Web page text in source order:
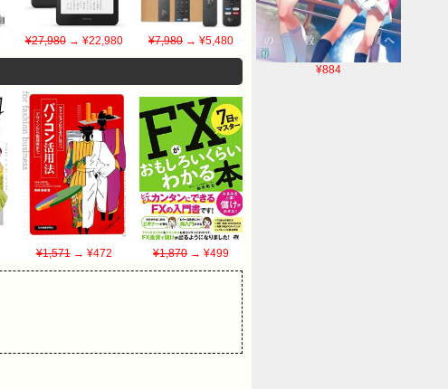
¥884
¥27,980→ ¥22,980 ¥7,980→ ¥5,480
¥1,571→ ¥472 ¥1,870→ ¥499